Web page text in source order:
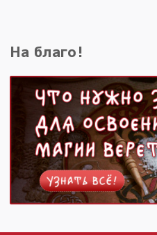
На благо!